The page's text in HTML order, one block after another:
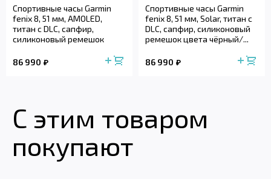
Спортивные часы Garmin
fenix 8, 51 мм, AMOLED,
титан с DLC, сапфир,
силиконовый ремешок
86 990
Спортивные часы Garmin
fenix 8, 51 мм, Solar, титан с
DLC, сапфир, силиконовый
ремешок цвета чёрный/...
86 990
С этим товаром
покупают